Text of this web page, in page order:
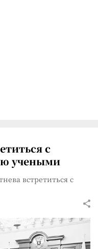
с
учеными
встретиться с